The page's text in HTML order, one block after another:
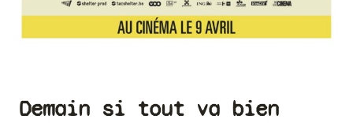
Demain si tout va bien